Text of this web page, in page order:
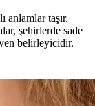
anlamlar taşır.
şehirlerde sade
belirleyicidir.